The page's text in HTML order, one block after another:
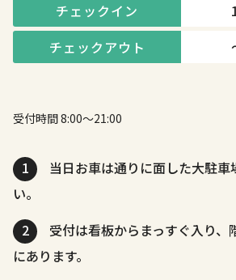
チェックイン
チェックアウト
受付時間 8:00～21:00
1
当日お車は通りに面した大駐車
い。
2
受付は看板からまっすぐ入り、
にあります。